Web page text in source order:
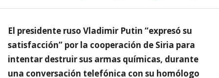
El presidente ruso Vladimir Putin “expresó su
satisfacción” por la cooperación de Siria para
intentar destruir sus armas químicas, durante
una conversación telefónica con su homólogo